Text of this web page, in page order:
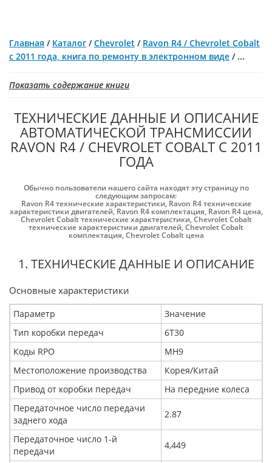
Главная / Каталог /Chevrolet / Ravon R4 / Chevrolet Cobalt
с 2011 года, книга по ремонту в электронном виде / ...
Показать содержание книги
ТЕХНИЧЕСКИЕ ДАННЫЕ И ОПИСАНИЕ
АВТОМАТИЧЕСКОЙ ТРАНСМИССИИ
RAVON R4 / CHEVROLET COBALT С 2011
ГОДА
Обычно пользователи нашего сайта находят эту страницу по
следующим запросам:
Ravon R4 технические характеристики, Ravon R4 технические
характеристики двигателей,Ravon R4 комплектация, Ravon R4 цена,
Chevrolet Cobalt технические характеристики,Chevrolet Cobalt
технические характеристики двигателей,Chevrolet Cobalt
комплектация,Chevrolet Cobalt цена
1. ТЕХНИЧЕСКИЕ ДАННЫЕ И ОПИСАНИЕ
Основные характеристики
Параметр
Значение
Тип коробки передач
6T30
Коды RPO
MH9
Местоположение производства
Корея/Китай
Привод от коробки передач
На передние колеса
Передаточное число передачи
заднего хода
2.87
Передаточное число 1-й
передачи
4,449